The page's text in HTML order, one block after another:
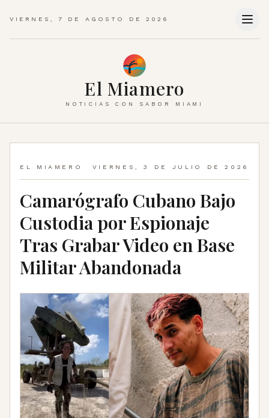
VIERNES, 7 DE AGOSTO DE 2026
El Miamero
NOTICIAS CON SABOR MIAMI
EL MIAMERO VIERNES, 3 DE JULIO DE 2026
Camarógrafo Cubano Bajo
Custodia por Espionaje
Tras Grabar Video en Base
Militar Abandonada